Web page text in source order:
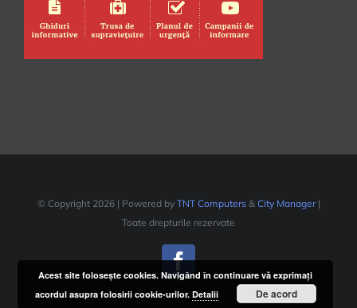
© Copyright 2026 | Powered by TNT Computers& City Manager|
Toate drepturile rezervate
Facebook
Acest site foloseşte cookies. Navigând în continuare vă exprimaţi
acordul asupra folosirii cookie-urilor. Detalii De acord